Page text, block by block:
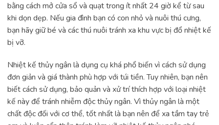
bằng cách mở cửa sổ và quạt trong ít nhất 24 giờ kể từ sau
khi dọn dẹp. Nếu gia đình bạn có con nhỏ và nuôi thú cưng,
bạn hãy giữ bé và các thú nuôi tránh xa khu vực bị đổ nhiệt kế
bị vỡ.
Nhiệt kế thủy ngân là dụng cụ khá phổ biến vì cách sử dụng
đơn giản và giá thành phù hợp với túi tiền. Tuy nhiên, bạn nên
biết cách sử dụng, bảo quản và xử trí thích hợp với loại nhiệt
kế này để tránh nhiễm độc thủy ngân. Vì thủy ngân là một
chất độc đối với cơ thể, tốt nhất là bạn nên để xa tầm tay trẻ